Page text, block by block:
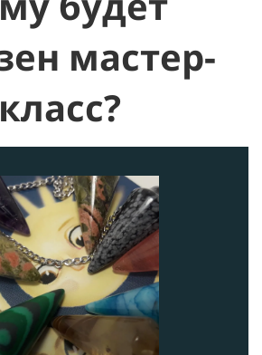
мастер-
класс?